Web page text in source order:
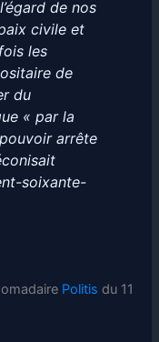
de nos
civile et
les
de
du
« par la
arrête
soixante-
Politis du 11